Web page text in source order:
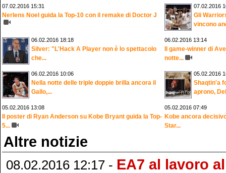
07.02.2016 15:31
Nerlens Noel guida la Top-10 con il remake di Doctor J
07.02.2016
Gli
vincono
06.02.2016 18:18
Silver: "L'Hack A Player non è lo spettacolo
che...
06.02.2016 13:14
Il game-winner di
notte...
06.02.2016 10:06
Nella notte delle triple doppie brilla ancora il
Gallo,...
05.02.2016
Shaqtin'a
aprono,
05.02.2016 13:08
Il poster di Ryan Anderson su Kobe Bryant guida la Top-
5...
05.02.2016 07:49
Kobe ancora
Star...
Altre notizie
08.02.2016 12:17 - EA7 al lavoro